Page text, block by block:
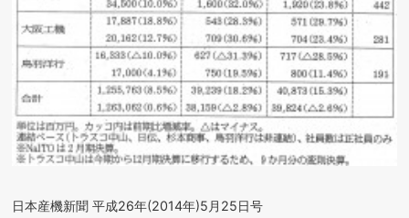
日本産機新聞 平成26年(2014年)5月25日号